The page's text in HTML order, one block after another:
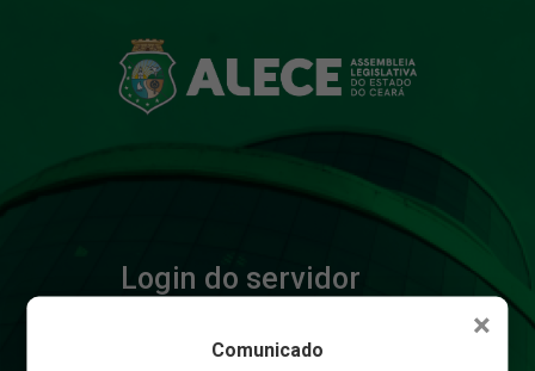
Login do servidor
×
Comunicado